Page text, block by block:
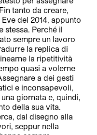
tanto da creare,
del 2014, appunto
stessa. Perché il
sempre un lavoro
la replica di
la ripetitività
quasi a volerne
a dei gesti
e inconsapevoli,
giornata e, quindi,
della sua vita.
dal disegno alla
seppur nella